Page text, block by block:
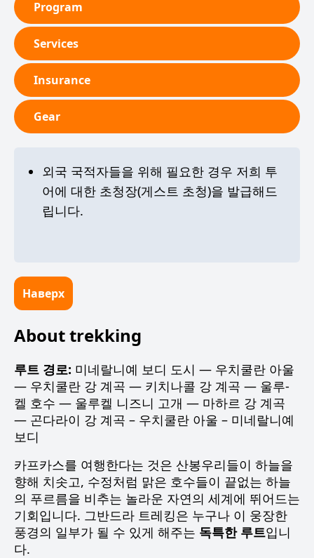
Program
Services
Insurance
Gear
외국 국적자들을 위해 필요한 경우 저희 투
어에 대한 초청장(게스트 초청)을 발급해드
립니다.
Наверх
About trekking
루트 경로: 미네랄니예 보디 도시 — 우치쿨란 아울
— 우치쿨란 강 계곡 — 키치나콜 강 계곡 — 울루-
켈 호수 — 울루켈 니즈니 고개 — 마하르 강 계곡
— 곤다라이 강 계곡 – 우치쿨란 아울 – 미네랄니예
보디
카프카스를 여행한다는 것은 산봉우리들이 하늘을
향해 치솟고, 수정처럼 맑은 호수들이 끝없는 하늘
의 푸르름을 비추는 놀라운 자연의 세계에 뛰어드는
기회입니다. 그반드라 트레킹은 누구나 이 웅장한
풍경의 일부가 될 수 있게 해주는 독특한 루트입니
다.